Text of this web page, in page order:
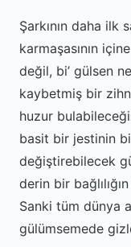
Şarkının daha ilk
karmaşasının
değil, bi’ gülsen
kaybetmiş bir
huzur
basit bir jestinin
değiştirebilecek
derin bir
Sanki tüm dünya
gülümsemede